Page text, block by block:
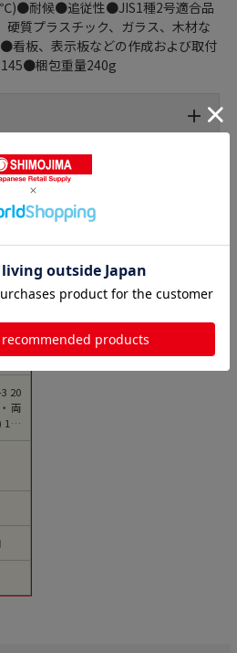
耐候●追従性●JIS1種2号適合品
プラスチック、ガラス、木材な
看板、表示板などの作成および取付
梱包重量240g
品との比較
20
両
1個
）